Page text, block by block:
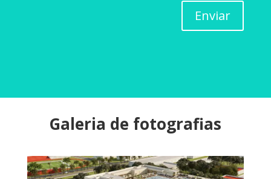
Enviar
Galeria de fotografias